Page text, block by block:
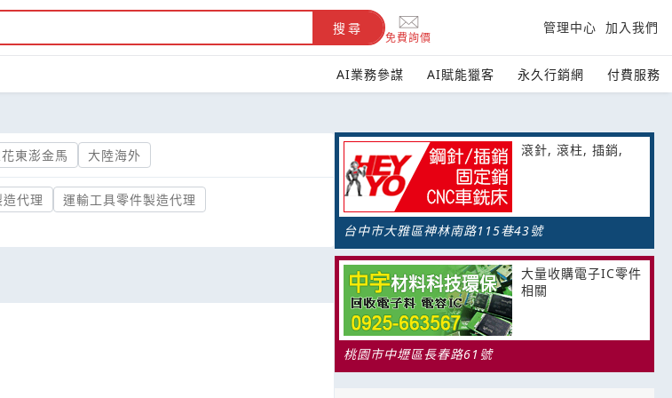
搜尋
免費詢價
管理中心 加入我們
AI業務參謀 AI賦能獵客 永久行銷網 付費服務
東澎金馬 大陸海外
代理
運輸工具零件製造代理
滾針, 滾柱, 插銷,
台中市大雅區神林南路115巷43號
大量收購電子IC零件
相關
桃園市中壢區長春路61號